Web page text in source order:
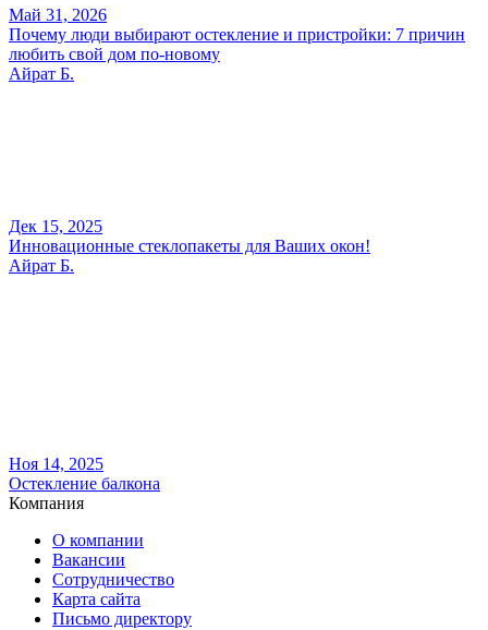
Май 31, 2026
Почему люди выбирают остекление и пристройки: 7 причин
любить свой дом по-новому
Айрат Б.
Дек 15, 2025
Инновационные стеклопакеты для Ваших окон!
Айрат Б.
Ноя 14, 2025
Остекление балкона
Компания
О компании
Вакансии
Сотрудничество
Карта сайта
Письмо директору